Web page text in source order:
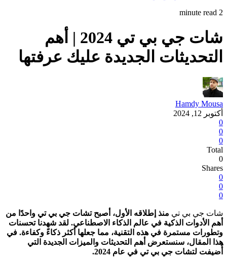
2 minute read
شات جي بي تي 2024 | أهم
التحديثات الجديدة عليك عرفتها
Hamdy Mousa
أكتوبر 12, 2024
0
0
0
Total
0
Shares
0
0
0
شات جي بي تي منذ إطلاقه الأول، أصبح تشات جي بي تي واحدًا من
أهم الأدوات الذكية في عالم الذكاء الاصطناعي. لقد شهدنا تحسنات
وتطورات مستمرة في هذه التقنية، مما جعلها أكثر ذكاءً وكفاءة. في
هذا المقال، سنستعرض أهم التحديثات والميزات الجديدة التي
أُضيفت لتشات جي بي تي في عام 2024.